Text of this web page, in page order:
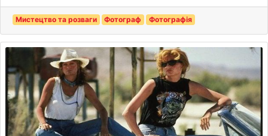
Мистецтво та розваги Фотограф Фотографія